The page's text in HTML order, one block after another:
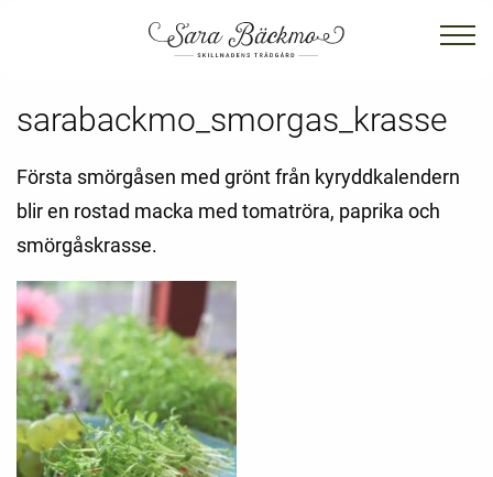
sarabackmo_smorgas_krasse
Första smörgåsen med grönt från kyryddkalendern
blir en rostad macka med tomatröra, paprika och
smörgåskrasse.